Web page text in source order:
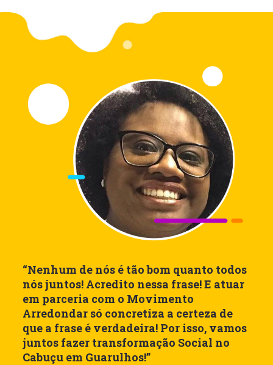
“Nenhum de nós é tão bom quanto todos
nós juntos! Acredito nessa frase! E atuar
em parceria com o Movimento
Arredondar só concretiza a certeza de
que a frase é verdadeira! Por isso, vamos
juntos fazer transformação Social no
Cabuçu em Guarulhos!”